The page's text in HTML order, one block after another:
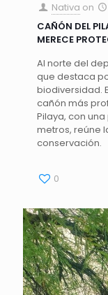
Nativa on
CAÑÓN DEL
MERECE
Al norte del
que destaca
biodiversidad.
cañón más
Pilaya, con
metros, reúne
conservación.
0